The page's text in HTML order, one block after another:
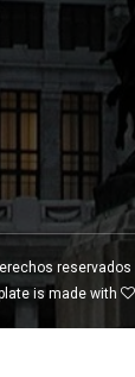
reservados |
is made with